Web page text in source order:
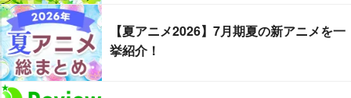
【夏アニメ2026】7月期夏の新アニメを一
挙紹介！